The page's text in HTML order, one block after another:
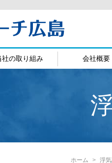
社の取り組み 会社概要
ホーム 浮